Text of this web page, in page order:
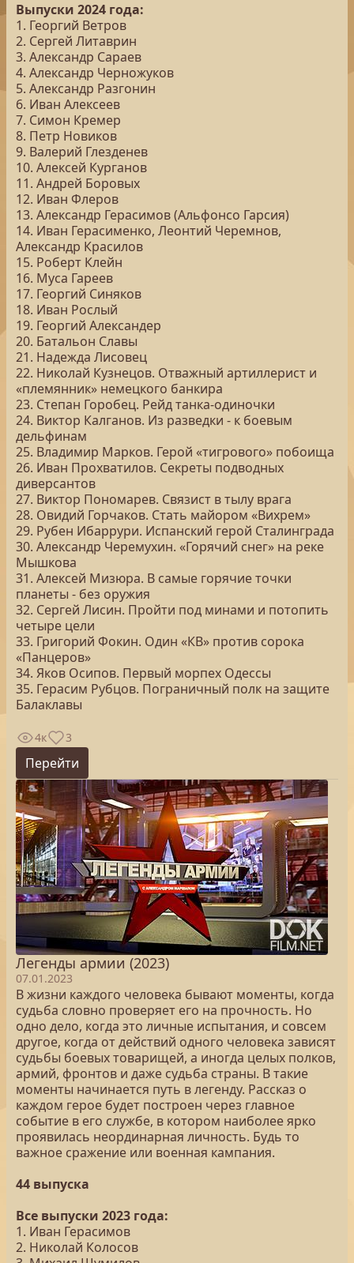
Выпуски 2024 года:
1. Георгий Ветров
2. Сергей Литаврин
3. Александр Сараев
4. Александр Черножуков
5. Александр Разгонин
6. Иван Алексеев
7. Симон Кремер
8. Петр Новиков
9. Валерий Глезденев
10. Алексей Курганов
11. Андрей Боровых
12. Иван Флеров
13. Александр Герасимов (Альфонсо Гарсия)
14. Иван Герасименко, Леонтий Черемнов,
Александр Красилов
15. Роберт Клейн
16. Муса Гареев
17. Георгий Синяков
18. Иван Рослый
19. Георгий Александер
20. Батальон Славы
21. Надежда Лисовец
22. Николай Кузнецов. Отважный артиллерист и
«племянник» немецкого банкира
23. Степан Горобец. Рейд танка-одиночки
24. Виктор Калганов. Из разведки - к боевым
дельфинам
25. Владимир Марков. Герой «тигрового» побоища
26. Иван Прохватилов. Секреты подводных
диверсантов
27. Виктор Пономарев. Связист в тылу врага
28. Овидий Горчаков. Стать майором «Вихрем»
29. Рубен Ибаррури. Испанский герой Сталинграда
30. Александр Черемухин. «Горячий снег» на реке
Мышкова
31. Алексей Мизюра. В самые горячие точки
планеты - без оружия
32. Сергей Лисин. Пройти под минами и потопить
четыре цели
33. Григорий Фокин. Один «КВ» против сорока
«Панцеров»
34. Яков Осипов. Первый морпех Одессы
35. Герасим Рубцов. Пограничный полк на защите
Балаклавы
4к 3
Перейти
Легенды армии (2023)
07.01.2023
В жизни каждого человека бывают моменты, когда
судьба словно проверяет его на прочность. Но
одно дело, когда это личные испытания, и совсем
другое, когда от действий одного человека зависят
судьбы боевых товарищей, а иногда целых полков,
армий, фронтов и даже судьба страны. В такие
моменты начинается путь в легенду. Рассказ о
каждом герое будет построен через главное
событие в его службе, в котором наиболее ярко
проявилась неординарная личность. Будь то
важное сражение или военная кампания.
44 выпуска
Все выпуски 2023 года:
1. Иван Герасимов
2. Николай Колосов